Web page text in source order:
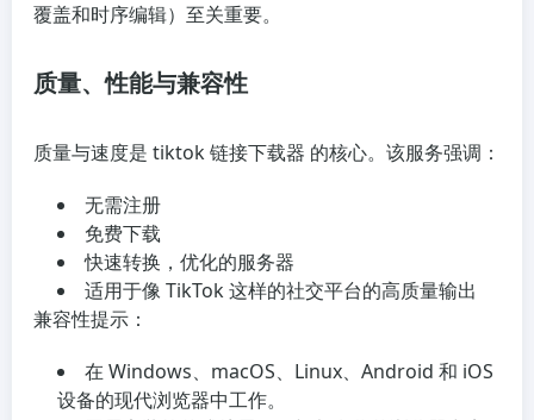
覆盖和时序编辑）至关重要。
质量、性能与兼容性
质量与速度是 tiktok 链接下载器 的核心。该服务强调：
无需注册
免费下载
快速转换，优化的服务器
适用于像 TikTok 这样的社交平台的高质量输出
兼容性提示：
在 Windows、macOS、Linux、Android 和 iOS
设备的现代浏览器中工作。